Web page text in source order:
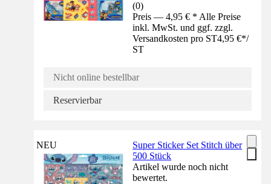
(0)
Preis — 4,95 € * Alle Preise
inkl. MwSt. und ggf. zzgl.
Versandkosten pro ST4,95 €*/
ST
Nicht online bestellbar
Reservierbar
NEU
Super Sticker Set Stitch über
500 Stück
Artikel wurde noch nicht
bewertet.